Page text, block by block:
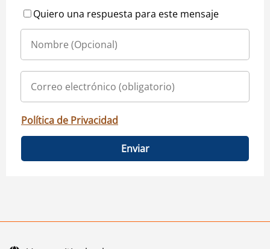
Quiero una respuesta para este mensaje
Política de Privacidad
Enviar